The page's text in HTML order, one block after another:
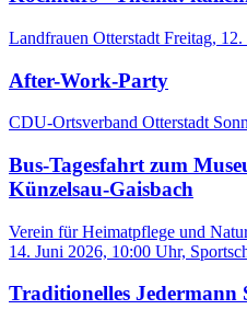
Landfrauen Otterstadt Freitag, 12.
After-Work-Party
CDU-Ortsverband Otterstadt
Bus-Tagesfahrt zum
Künzelsau-Gaisbach
Verein für Heimatpflege und
14. Juni 2026, 10:00 Uhr,
Traditionelles Jedermann